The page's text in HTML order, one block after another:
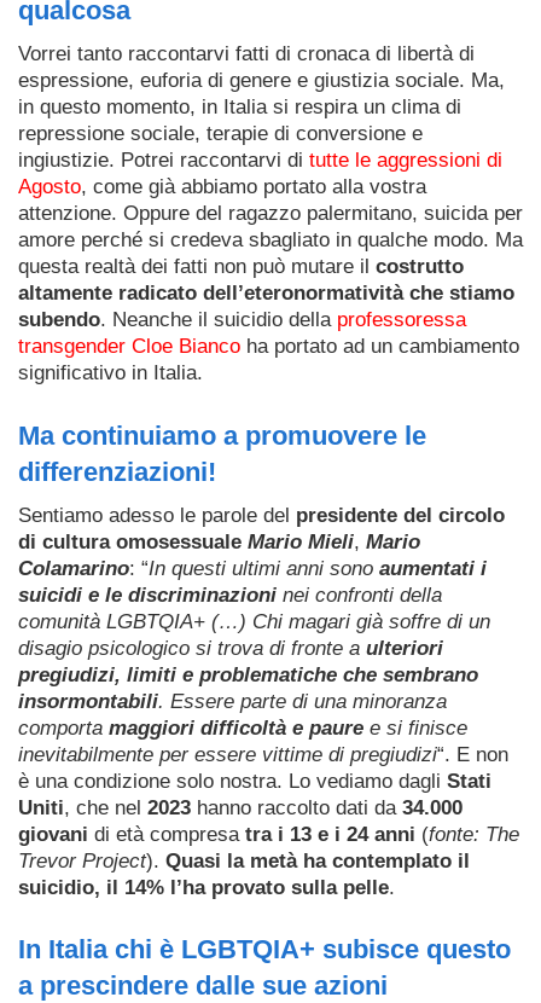
qualcosa
Vorrei tanto raccontarvi fatti di cronaca di libertà di
espressione, euforia di genere e giustizia sociale. Ma,
in questo momento, in Italia si respira un clima di
repressione sociale, terapie di conversione e
ingiustizie. Potrei raccontarvi di tutte le aggressioni di
Agosto, come già abbiamo portato alla vostra
attenzione. Oppure del ragazzo palermitano, suicida per
amore perché si credeva sbagliato in qualche modo. Ma
questa realtà dei fatti non può mutare il costrutto
altamente radicato dell’eteronormatività che stiamo
subendo. Neanche il suicidio della professoressa
transgender Cloe Bianco ha portato ad un cambiamento
significativo in Italia.
Ma continuiamo a promuovere le
differenziazioni!
Sentiamo adesso le parole del presidente del circolo
di cultura omosessuale Mario Mieli, Mario
Colamarino: “In questi ultimi anni sono aumentati i
suicidi e le discriminazioni nei confronti della
comunità LGBTQIA+ (…) Chi magari già soffre di un
disagio psicologico si trova di fronte a ulteriori
pregiudizi, limiti e problematiche che sembrano
insormontabili. Essere parte di una minoranza
comporta maggiori difficoltà e paure e si finisce
inevitabilmente per essere vittime di pregiudizi“. E non
è una condizione solo nostra. Lo vediamo dagli Stati
Uniti, che nel 2023 hanno raccolto dati da 34.000
giovani di età compresa tra i 13 e i 24 anni (fonte: The
Trevor Project). Quasi la metà ha contemplato il
suicidio, il 14% l’ha provato sulla pelle.
In Italia chi è LGBTQIA+ subisce questo
a prescindere dalle sue azioni